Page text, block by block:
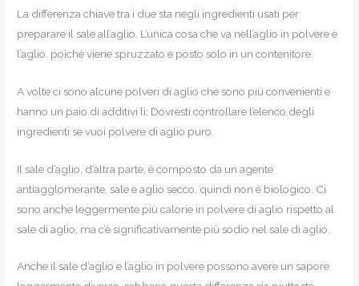
La differenza chiave tra i due sta negli ingredienti usati per
preparare il sale all’aglio. L’unica cosa che va nell’aglio in polvere è
l’aglio, poiché viene spruzzato e posto solo in un contenitore.
A volte ci sono alcune polveri di aglio che sono più convenienti e
hanno un paio di additivi lì; Dovresti controllare l’elenco degli
ingredienti se vuoi polvere di aglio puro.
Il sale d’aglio, d’altra parte, è composto da un agente
antiagglomerante, sale e aglio secco, quindi non è biologico. Ci
sono anche leggermente più calorie in polvere di aglio rispetto al
sale di aglio, ma c’è significativamente più sodio nel sale di aglio.
Anche il sale d’aglio e l’aglio in polvere possono avere un sapore